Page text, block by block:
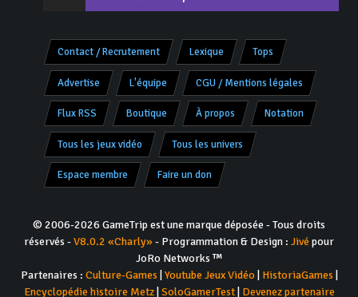
Contact / Recrutement Lexique Tops
Advertise L'équipe CGU / Mentions légales
Flux RSS Boutique À propos Notation
Tous les jeux vidéo Tous les univers
Espace membre Faire un don
© 2006-2026 GameTrip est une marque déposée - Tous droits
réservés -V8.0.2 «Charly»- Programmation & Design : Jivépour
JoRo Networks ™
Partenaires : Culture-Games Youtube Jeux Vidéo| HistoriaGames
Encyclopédie histoire Metz| SoloGamerTest| Devenez partenaire